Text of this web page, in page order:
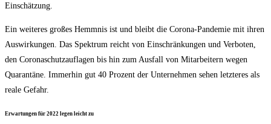
Einschätzung.
Ein wei­te­res gro­ßes Hemm­nis ist und bleibt die Coro­na-Pan­de­mie mit ihren
Aus­wir­kun­gen. Das Spek­trum reicht von Ein­schrän­kun­gen und Ver­bo­ten,
den Coro­naschutz­auf­la­gen bis hin zum Aus­fall von Mit­ar­bei­tern wegen
Qua­ran­tä­ne. Immer­hin gut 40 Pro­zent der Unter­neh­men sehen letz­te­res als
rea­le Gefahr.
Erwar­tun­gen für 2022 legen leicht zu